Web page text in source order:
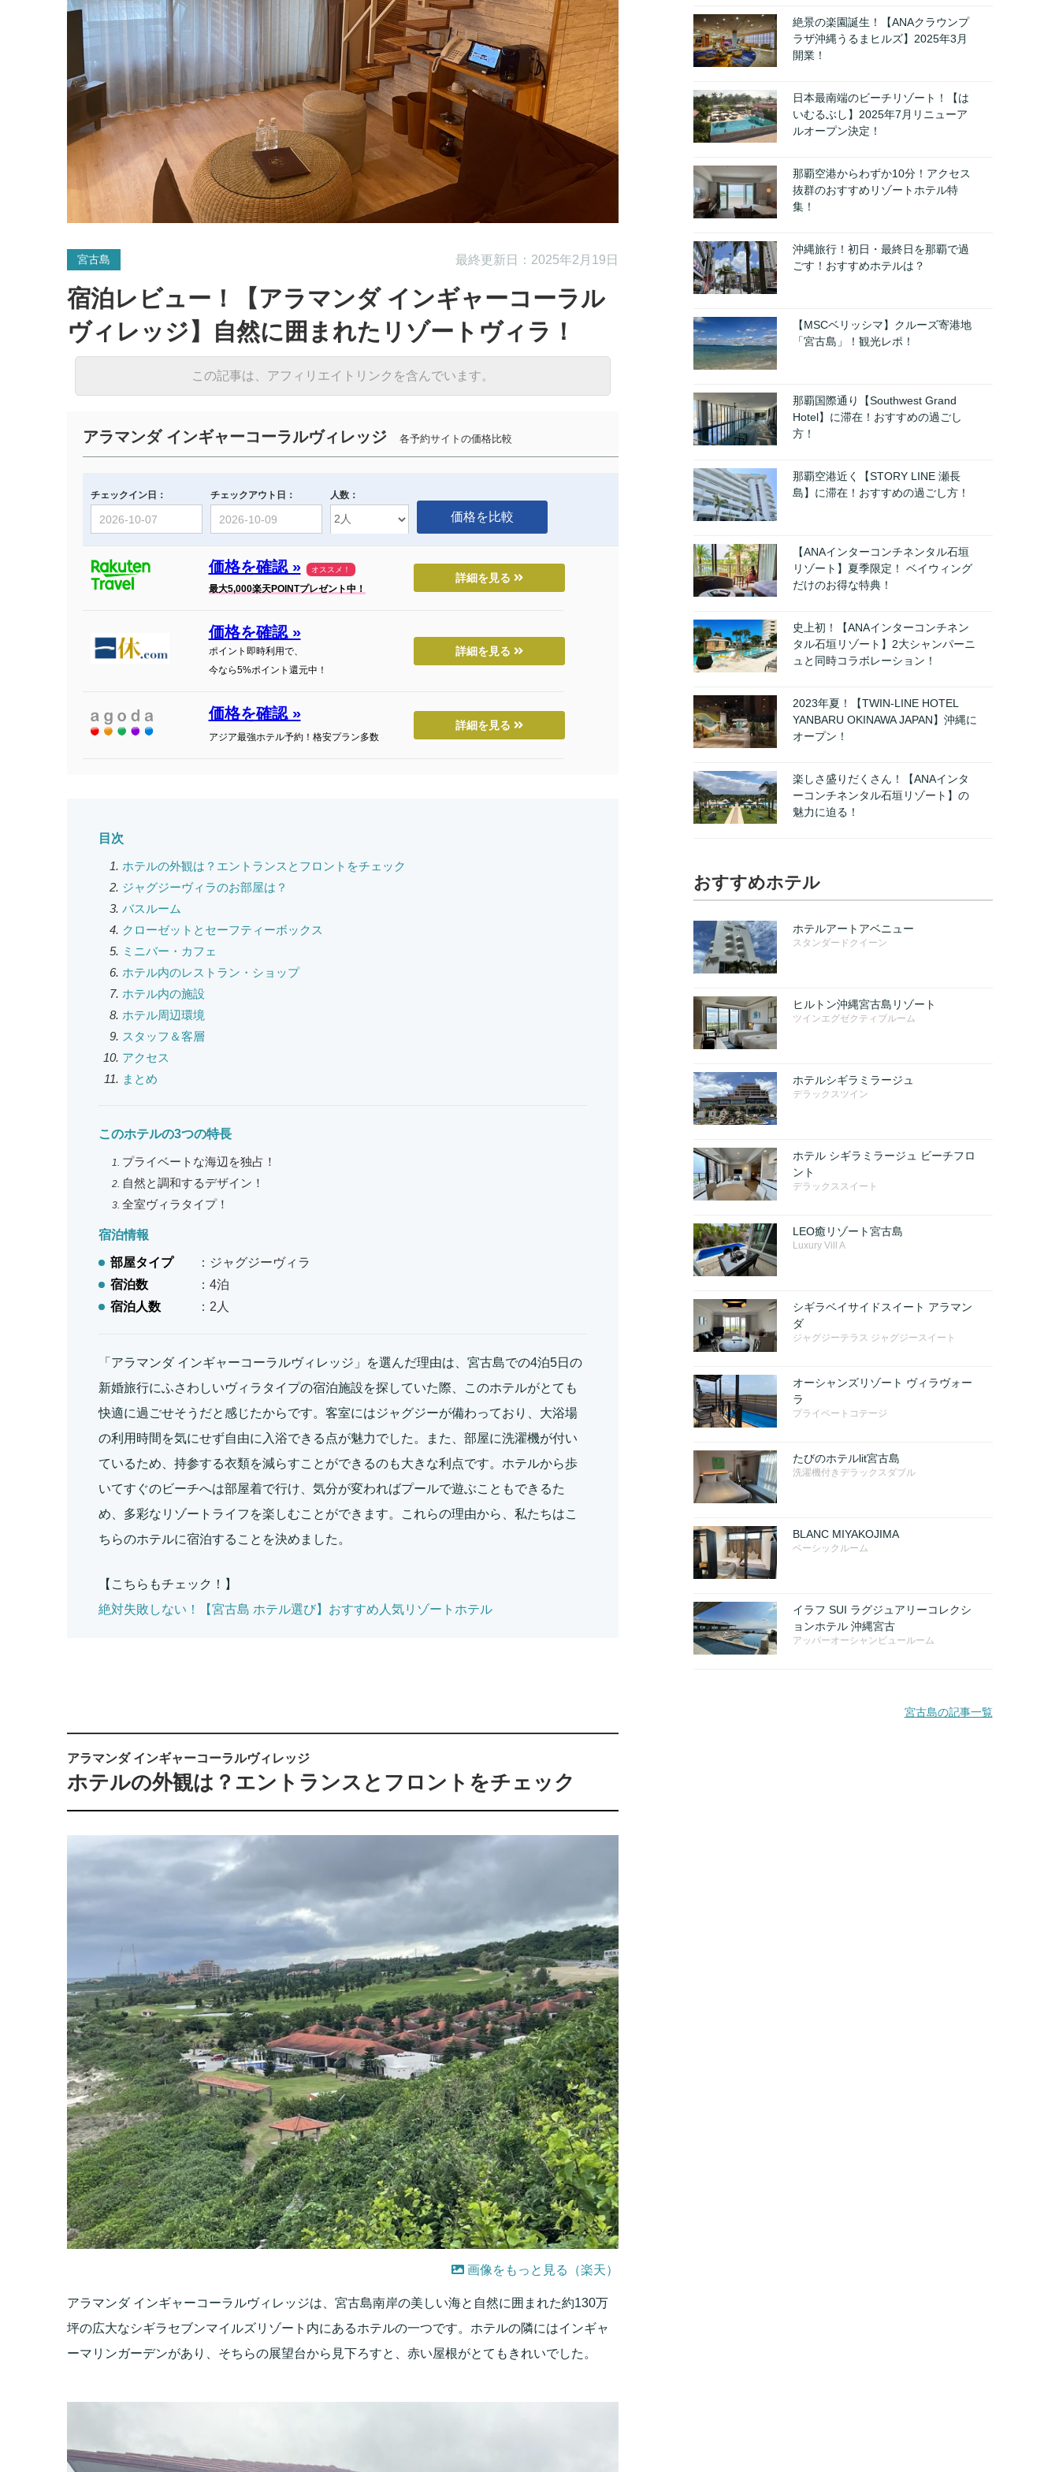
宮古島 最終更新日：2025年2月19日
宿泊レビュー！【アラマンダ インギャーコーラル
ヴィレッジ】自然に囲まれたリゾートヴィラ！
この記事は、アフィリエイトリンクを含んでいます。
アラマンダ インギャーコーラルヴィレッジ各予約サイトの価格比較
チェックイン日： チェックアウト日： 人数：
価格を確認 » オススメ！
最大5,000楽天POINTプレゼント中！
詳細を見る
価格を確認 »
ポイント即時利用で、
今なら5%ポイント還元中！
詳細を見る
価格を確認 »
アジア最強ホテル予約！格安プラン多数
詳細を見る
目次
ホテルの外観は？エントランスとフロントをチェック
ジャグジーヴィラのお部屋は？
バスルーム
クローゼットとセーフティーボックス
ミニバー・カフェ
ホテル内のレストラン・ショップ
ホテル内の施設
ホテル周辺環境
スタッフ＆客層
アクセス
まとめ
このホテルの3つの特長
プライベートな海辺を独占！
自然と調和するデザイン！
全室ヴィラタイプ！
宿泊情報
部屋タイプ
：ジャグジーヴィラ
宿泊数
：4泊
宿泊人数
：2人
「アラマンダ インギャーコーラルヴィレッジ」を選んだ理由は、宮古島での4泊5日の
新婚旅行にふさわしいヴィラタイプの宿泊施設を探していた際、このホテルがとても
快適に過ごせそうだと感じたからです。客室にはジャグジーが備わっており、大浴場
の利用時間を気にせず自由に入浴できる点が魅力でした。また、部屋に洗濯機が付い
ているため、持参する衣類を減らすことができるのも大きな利点です。ホテルから歩
いてすぐのビーチへは部屋着で行け、気分が変わればプールで遊ぶこともできるた
め、多彩なリゾートライフを楽しむことができます。これらの理由から、私たちはこ
ちらのホテルに宿泊することを決めました。
【こちらもチェック！】
絶対失敗しない！【宮古島 ホテル選び】おすすめ人気リゾートホテル
アラマンダ インギャーコーラルヴィレッジ
ホテルの外観は？エントランスとフロントをチェック
画像をもっと見る（楽天）
アラマンダ インギャーコーラルヴィレッジは、宮古島南岸の美しい海と自然に囲まれた約130万
坪の広大なシギラセブンマイルズリゾート内にあるホテルの一つです。ホテルの隣にはインギャ
ーマリンガーデンがあり、そちらの展望台から見下ろすと、赤い屋根がとてもきれいでした。
絶景の楽園誕生！【ANAクラウンプ
ラザ沖縄うるまヒルズ】2025年3月
開業！
日本最南端のビーチリゾート！【は
いむるぶし】2025年7月リニューア
ルオープン決定！
那覇空港からわずか10分！アクセス
抜群のおすすめリゾートホテル特
集！
沖縄旅行！初日・最終日を那覇で過
ごす！おすすめホテルは？
【MSCベリッシマ】クルーズ寄港地
「宮古島」！観光レポ！
那覇国際通り【Southwest Grand
Hotel】に滞在！おすすめの過ごし
方！
那覇空港近く【STORY LINE 瀬長
島】に滞在！おすすめの過ごし方！
【ANAインターコンチネンタル石垣
リゾート】夏季限定！ ベイウィング
だけのお得な特典！
史上初！【ANAインターコンチネン
タル石垣リゾート】2大シャンパーニ
ュと同時コラボレーション！
2023年夏！【TWIN-LINE HOTEL
YANBARU OKINAWA JAPAN】沖縄に
オープン！
楽しさ盛りだくさん！【ANAインタ
ーコンチネンタル石垣リゾート】の
魅力に迫る！
おすすめホテル
ホテルアートアベニュー
スタンダードクイーン
ヒルトン沖縄宮古島リゾート
ツインエグゼクティブルーム
ホテルシギラミラージュ
デラックスツイン
ホテル シギラミラージュ ビーチフロ
ント
デラックススイート
LEO癒リゾート宮古島
Luxury Vill A
シギラベイサイドスイート アラマン
ダ
ジャグジーテラス ジャグジースイート
オーシャンズリゾート ヴィラヴォー
ラ
プライベートコテージ
たびのホテルlit宮古島
洗濯機付きデラックスダブル
BLANC MIYAKOJIMA
ベーシックルーム
イラフ SUI ラグジュアリーコレクシ
ョンホテル 沖縄宮古
アッパーオーシャンビュールーム
宮古島の記事一覧